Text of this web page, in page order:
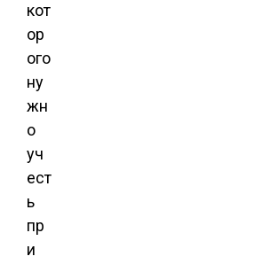
кот
ор
ого
ну
жн
о
уч
ест
ь
пр
и